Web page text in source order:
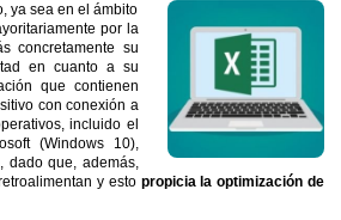
ya sea en el ámbito
por la
concretamente su
en cuanto a su
que contienen
con conexión a
incluido el
(Windows 10),
dado que, además,
y esto propicia la optimización de